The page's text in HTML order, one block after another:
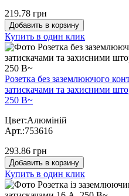
219.78 грн
Добавить в корзину
Купить в один клик
Розетка без заземлюючого
затискачами та захисними
250 В~
Цвет:Алюміній
Арт.:753616
293.86 грн
Добавить в корзину
Купить в один клик